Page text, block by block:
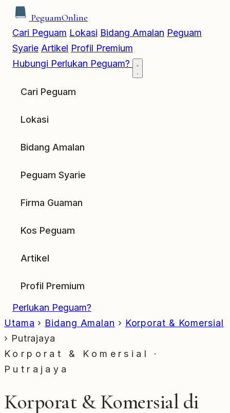
PeguamOnline
Cari Peguam Lokasi Bidang Amalan Peguam
Syarie Artikel Profil Premium
Hubungi Perlukan Peguam?
Cari Peguam
Lokasi
Bidang Amalan
Peguam Syarie
Firma Guaman
Kos Peguam
Artikel
Profil Premium
Perlukan Peguam?
Utama › Bidang Amalan › Korporat & Komersial
› Putrajaya
Korporat & Komersial ·
Putrajaya
Korporat & Komersial di